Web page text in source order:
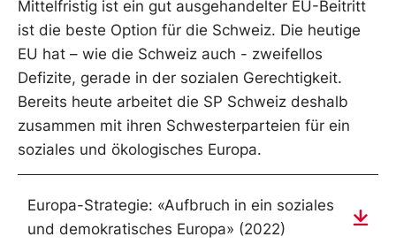
Mittelfristig ist ein gut ausgehandelter EU-Beitritt
ist die beste Option für die Schweiz. Die heutige
EU hat – wie die Schweiz auch - zweifellos
Defizite, gerade in der sozialen Gerechtigkeit.
Bereits heute arbeitet die SP Schweiz deshalb
zusammen mit ihren Schwesterparteien für ein
soziales und ökologisches Europa.
Europa-Strategie: «Aufbruch in ein soziales
und demokratisches Europa» (2022)